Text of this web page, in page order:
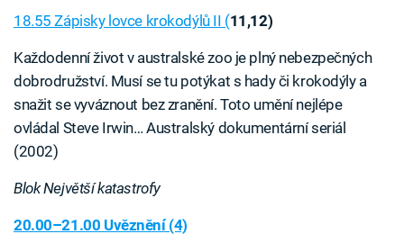
18.55 Zápisky lovce krokodýlů II (11,12)
Každodenní život v australské zoo je plný nebezpečných
dobrodružství. Musí se tu potýkat s hady či krokodýly a
snažit se vyváznout bez zranění. Toto umění nejlépe
ovládal Steve Irwin… Australský dokumentární seriál
(2002)
Blok Největší katastrofy
20.00–21.00 Uvěznění (4)